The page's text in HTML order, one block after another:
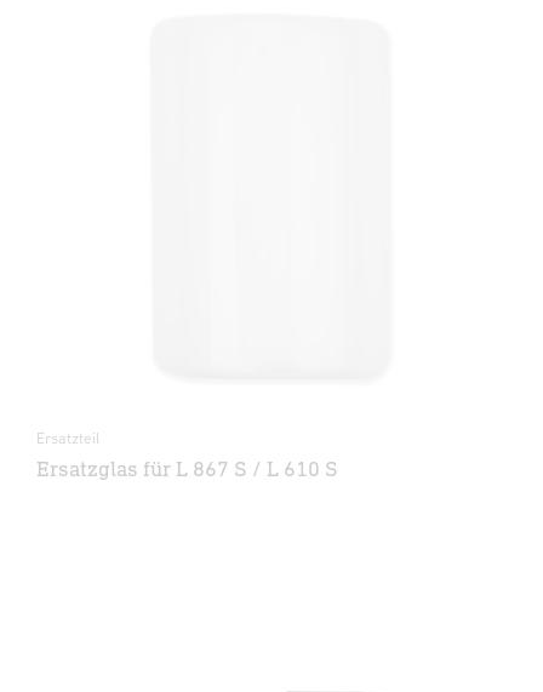
Ersatzteil
Ersatzglas für L 867 S / L 610 S